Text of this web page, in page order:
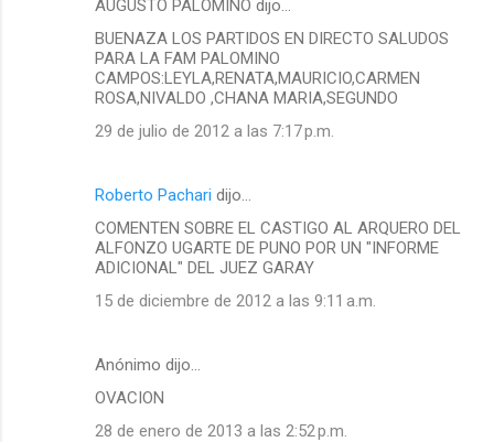
AUGUSTO PALOMINO dijo…
BUENAZA LOS PARTIDOS EN DIRECTO SALUDOS
PARA LA FAM PALOMINO
CAMPOS:LEYLA,RENATA,MAURICIO,CARMEN
ROSA,NIVALDO ,CHANA MARIA,SEGUNDO
29 de julio de 2012 a las 7:17 p.m.
Roberto Pachari dijo…
COMENTEN SOBRE EL CASTIGO AL ARQUERO DEL
ALFONZO UGARTE DE PUNO POR UN "INFORME
ADICIONAL" DEL JUEZ GARAY
15 de diciembre de 2012 a las 9:11 a.m.
Anónimo dijo…
OVACION
28 de enero de 2013 a las 2:52 p.m.